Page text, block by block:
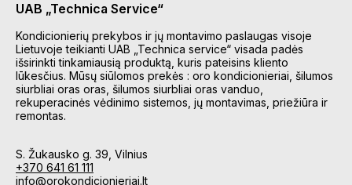
UAB „Technica Service“
Kondicionierių prekybos ir jų montavimo paslaugas visoje
Lietuvoje teikianti UAB „Technica service“ visada padės
išsirinkti tinkamiausią produktą, kuris pateisins kliento
lūkesčius. Mūsų siūlomos prekės : oro kondicionieriai, šilumos
siurbliai oras oras, šilumos siurbliai oras vanduo,
rekuperacinės vėdinimo sistemos, jų montavimas, priežiūra ir
remontas.
S. Žukausko g. 39, Vilnius
+370 641 61 111
info@orokondicionieriai.lt